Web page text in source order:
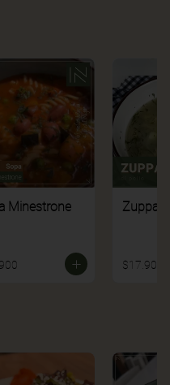
Minestrone Zuppa
$17.900